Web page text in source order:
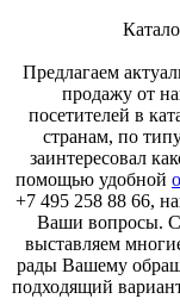
Предлагаем
продажу от
посетителей в
странам, по
заинтересовал
помощью удобной
+7 495 258 88 66,
Ваши вопросы.
выставляем
рады Вашему
подходящий